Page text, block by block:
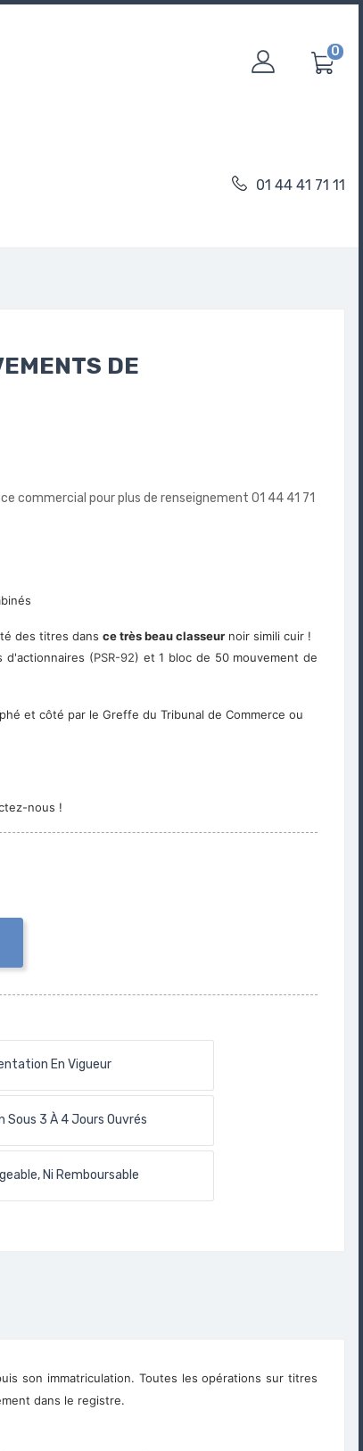
0
01 44 41 71 11
DE
commercial pour plus de renseignement 01 44 41 71
des titres dans ce très beau classeur noir simili cuir !
d'actionnaires (PSR-92) et 1 bloc de 50 mouvement de
et côté par le Greffe du Tribunal de Commerce ou
nous !
En Vigueur
Sous 3 À 4 Jours Ouvrés
Ni Remboursable
son immatriculation. Toutes les opérations sur titres
dans le registre.